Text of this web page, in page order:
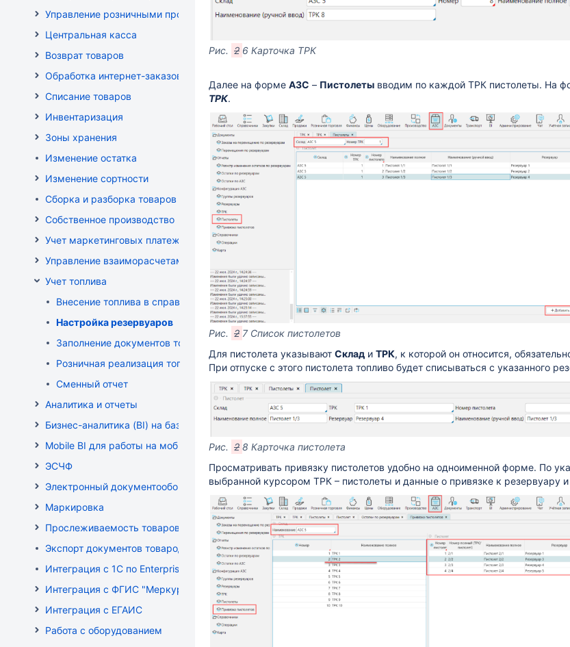
Управление розничными продажами
Центральная касса
Возврат товаров
Обработка интернет-заказов
Списание товаров
Инвентаризация
Зоны хранения
Изменение остатка
Изменение сортности
Сборка и разборка товаров
Собственное производство
Учет маркетинговых платежей
Управление взаиморасчетами
Учет топлива
Внесение топлива в справочник товаров
Настройка резервуаров
Заполнение документов товародвижения
Розничная реализация топлива
Сменный отчет
Аналитика и отчеты
Бизнес-аналитика (BI) на базе OLAP DRUID
Mobile BI для работы на мобильных устройствах
ЭСЧФ
Электронный документооборот (РБ)
Маркировка
Прослеживаемость товаров
Экспорт документов товародвижения
Интеграция с 1С по EnterpriseData
Интеграция с ФГИС "Меркурий"
Интеграция с ЕГАИС
Работа с оборудованием
Рис. 2 6 Карточка ТРК
Далее на форме АЗС – Пистолеты вводим по каждой ТРК пистолеты. На
ТРК.
Рис. 2 7 Список пистолетов
Для пистолета указывают Склад и ТРК, к которой он относится,
При отпуске с этого пистолета топливо будет списываться с указанного
Рис. 2 8 Карточка пистолета
Просматривать привязку пистолетов удобно на одноименной форме. По
выбранной курсором ТРК – пистолеты и данные о привязке к резервуару и